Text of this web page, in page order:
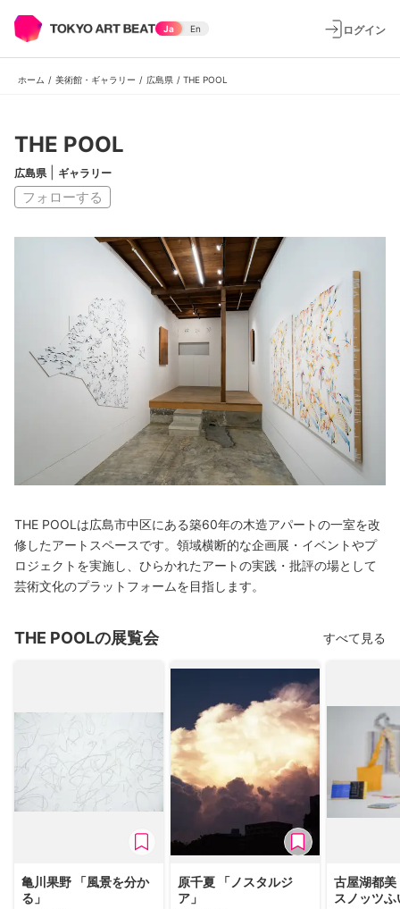
Ja En ログイン
ホーム / 美術館・ギャラリー / 広島県 / THE POOL
THE POOL
広島県 ギャラリー
フォローする
THE POOLは広島市中区にある築60年の木造アパートの一室を改
修したアートスペースです。領域横断的な企画展・イベントやプ
ロジェクトを実施し、ひらかれたアートの実践・批評の場として
芸術文化のプラットフォームを目指します。
THE POOLの展覧会 すべて見る
亀川果野 「風景を分か
る」
原千夏 「ノスタルジ
ア」
古屋湖都美
スノッツ